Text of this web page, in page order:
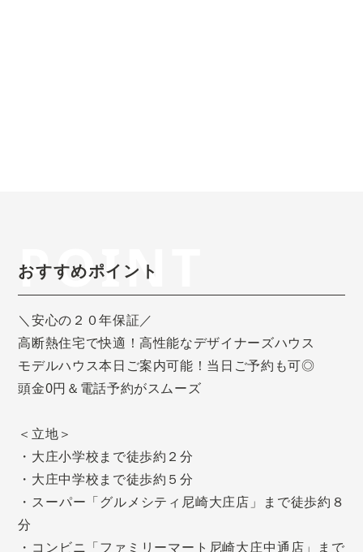
POINT
おすすめポイント
＼安心の２０年保証／
高断熱住宅で快適！高性能なデザイナーズハウス
モデルハウス本日ご案内可能！当日ご予約も可◎
頭金0円＆電話予約がスムーズ
＜立地＞
・大庄小学校まで徒歩約２分
・大庄中学校まで徒歩約５分
・スーパー「グルメシティ尼崎大庄店」まで徒歩約８
分
・コンビニ「ファミリーマート尼崎大庄中通店」まで